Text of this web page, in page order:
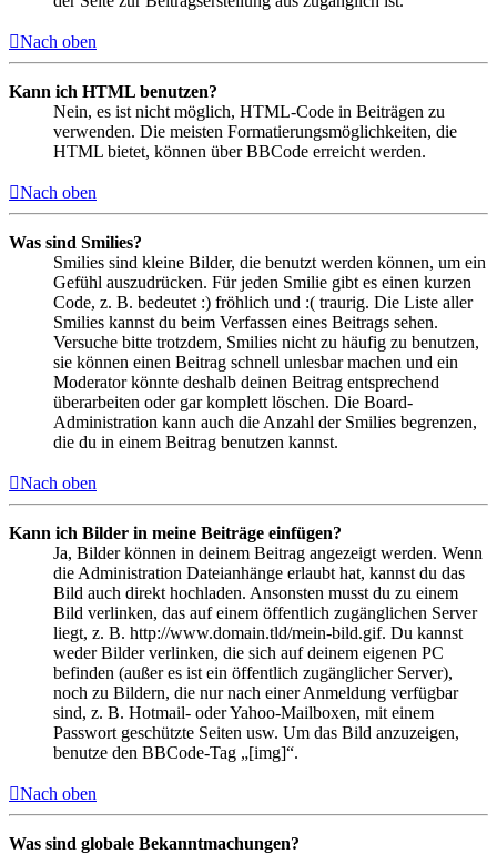
Nach oben
Kann ich HTML benutzen?
Nein, es ist nicht möglich, HTML-Code in Beiträgen zu
verwenden. Die meisten Formatierungsmöglichkeiten, die
HTML bietet, können über BBCode erreicht werden.
Nach oben
Was sind Smilies?
Smilies sind kleine Bilder, die benutzt werden können, um ein
Gefühl auszudrücken. Für jeden Smilie gibt es einen kurzen
Code, z. B. bedeutet :) fröhlich und :( traurig. Die Liste aller
Smilies kannst du beim Verfassen eines Beitrags sehen.
Versuche bitte trotzdem, Smilies nicht zu häufig zu benutzen,
sie können einen Beitrag schnell unlesbar machen und ein
Moderator könnte deshalb deinen Beitrag entsprechend
überarbeiten oder gar komplett löschen. Die Board-
Administration kann auch die Anzahl der Smilies begrenzen,
die du in einem Beitrag benutzen kannst.
Nach oben
Kann ich Bilder in meine Beiträge einfügen?
Ja, Bilder können in deinem Beitrag angezeigt werden. Wenn
die Administration Dateianhänge erlaubt hat, kannst du das
Bild auch direkt hochladen. Ansonsten musst du zu einem
Bild verlinken, das auf einem öffentlich zugänglichen Server
liegt, z. B. http://www.domain.tld/mein-bild.gif. Du kannst
weder Bilder verlinken, die sich auf deinem eigenen PC
befinden (außer es ist ein öffentlich zugänglicher Server),
noch zu Bildern, die nur nach einer Anmeldung verfügbar
sind, z. B. Hotmail- oder Yahoo-Mailboxen, mit einem
Passwort geschützte Seiten usw. Um das Bild anzuzeigen,
benutze den BBCode-Tag „[img]“.
Nach oben
Was sind globale Bekanntmachungen?